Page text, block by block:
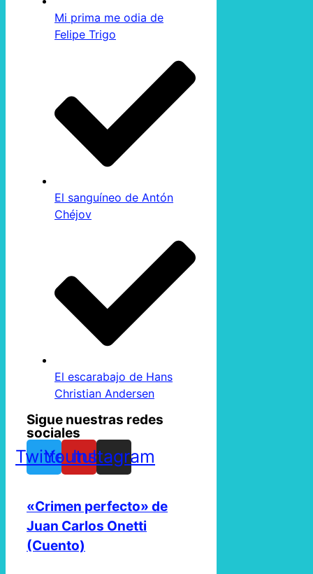
Mi prima me odia de
Felipe Trigo
El sanguíneo de Antón
Chéjov
El escarabajo de Hans
Christian Andersen
Sigue nuestras redes
sociales
TwitterYoutube
Instagram
«Crimen perfecto» de
Juan Carlos Onetti
(Cuento)